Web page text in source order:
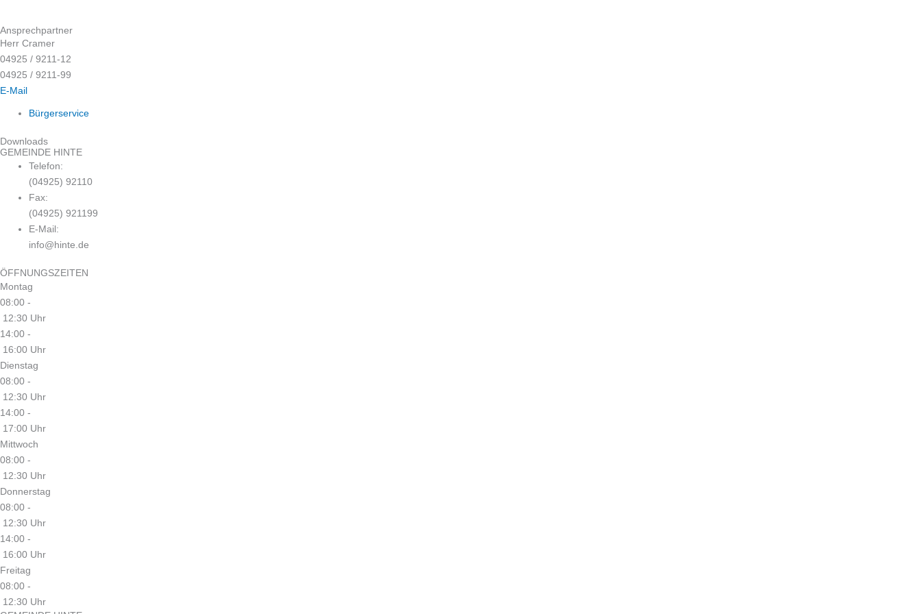
Ansprechpartner
Herr Cramer
04925 / 9211-12
04925 / 9211-99
E-Mail
Bürgerservice
Downloads
GEMEINDE HINTE
Telefon:
(04925) 92110
Fax:
(04925) 921199
E-Mail:
info@hinte.de
ÖFFNUNGSZEITEN
Montag
08:00 -
12:30 Uhr
14:00 -
16:00 Uhr
Dienstag
08:00 -
12:30 Uhr
14:00 -
17:00 Uhr
Mittwoch
08:00 -
12:30 Uhr
Donnerstag
08:00 -
12:30 Uhr
14:00 -
16:00 Uhr
Freitag
08:00 -
12:30 Uhr